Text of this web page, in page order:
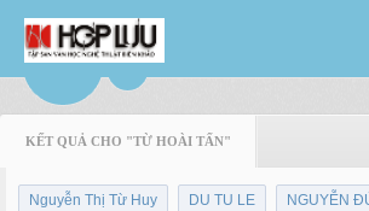
KẾT QUẢ CHO "TỪ HOÀI TẤN"
Nguyễn Thị Từ Huy DU TU LE NGUYỄN